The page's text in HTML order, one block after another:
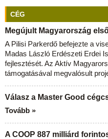
CÉG
Megújult Magyarország
A Pilisi Parkerdő befejezte a
Madas László Erdészeti Erdei
fejlesztését. Az Aktív
támogatásával megvalósult
Válasz a Master Good
Tovább »
A COOP 887 milliárd